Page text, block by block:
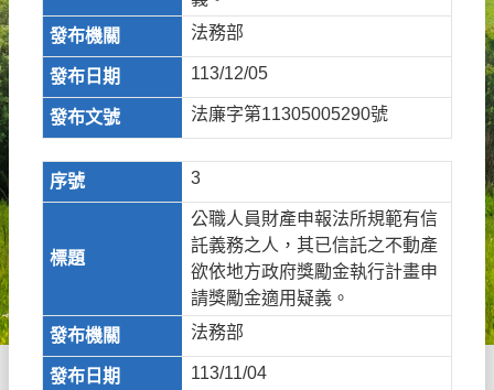
法務部
113/12/05
法廉字第11305005290號
3
公職人員財產申報法所規範有信
託義務之人，其已信託之不動產
欲依地方政府獎勵金執行計畫申
請獎勵金適用疑義。
法務部
113/11/04